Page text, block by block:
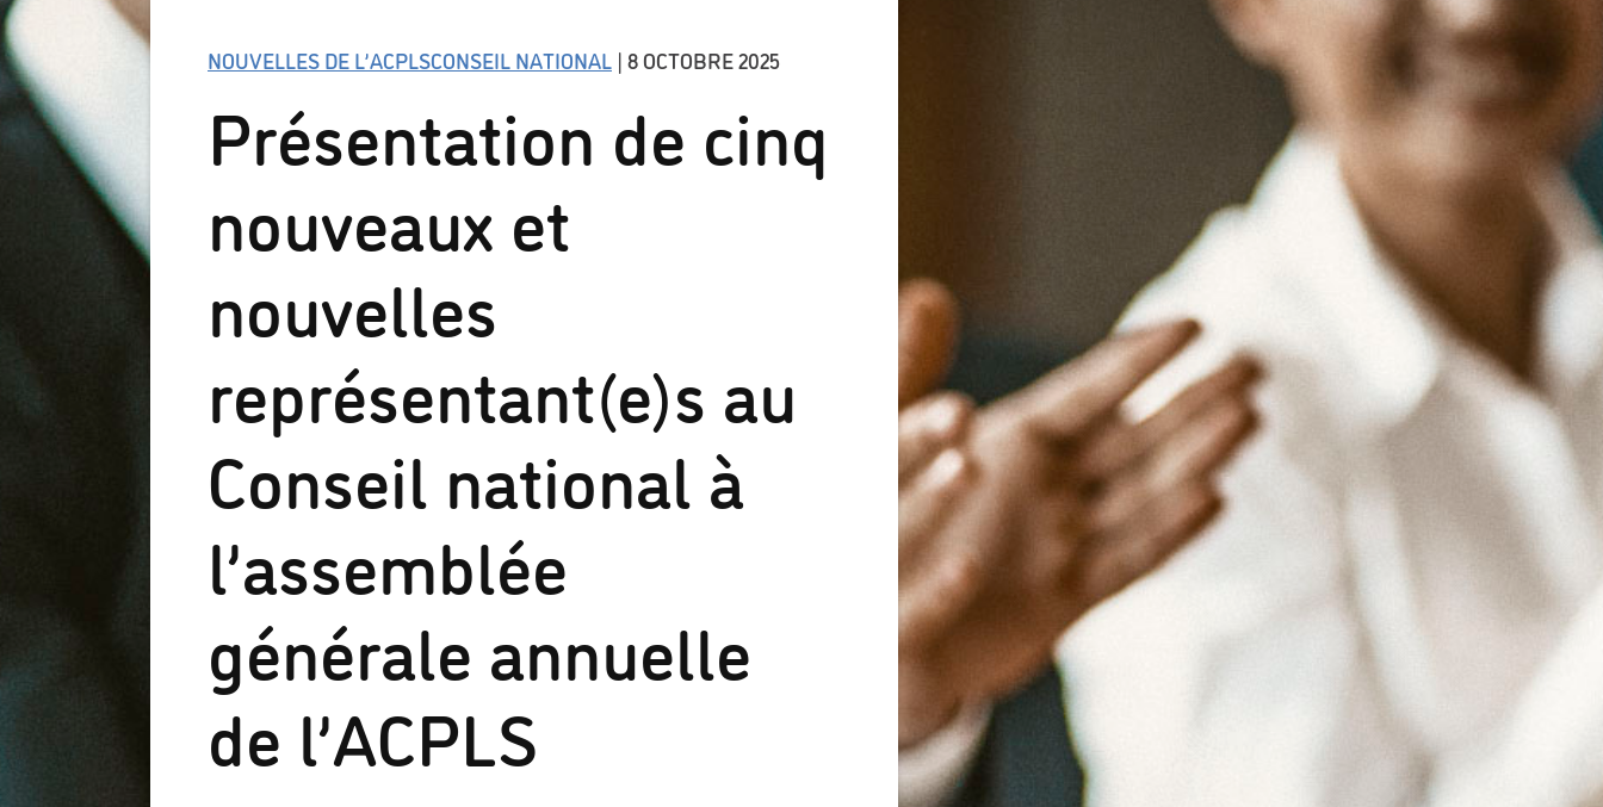
NOUVELLES DE L’ACPLSCONSEIL NATIONAL | 8 OCTOBRE 2025
Présentation de cinq
nouveaux et
nouvelles
représentant(e)s au
Conseil national à
l’assemblée
générale annuelle
de l’ACPLS